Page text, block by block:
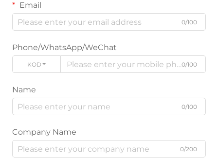
Email
0/100
Phone/WhatsApp/WeChat
KODE 0/100
Name
0/100
Company Name
0/200